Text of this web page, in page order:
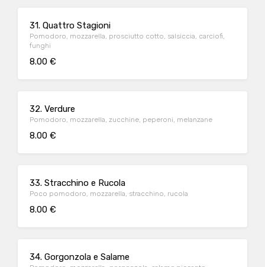
31. Quattro Stagioni
Pomodoro, mozzarella, prosciutto cotto, salsiccia, carciofi,
funghi
8.00 €
32. Verdure
Pomodoro, mozzarella, zucchine, peperoni, melanzane
8.00 €
33. Stracchino e Rucola
Poco pomodoro, mozzarella, stracchino, rucola
8.00 €
34. Gorgonzola e Salame